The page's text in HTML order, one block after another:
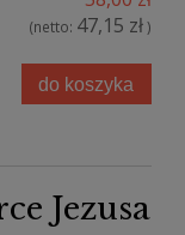
(netto: 47,15 zł)
do koszyka
Jezusa